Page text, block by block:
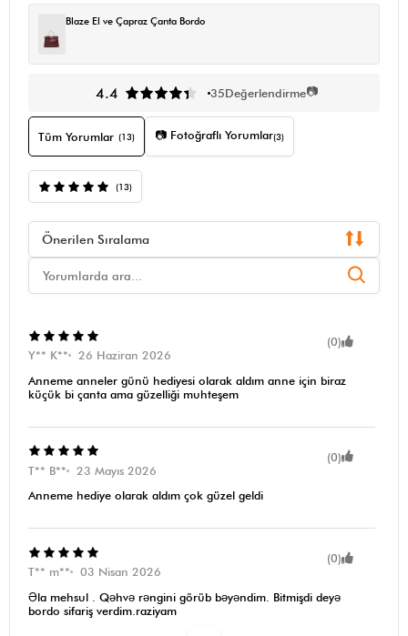
Blaze El ve Çapraz Çanta Bordo
4.4 35Değerlendirme📷
Tüm Yorumlar (13) 📷 Fotoğraflı Yorumlar(3)
(13)
Önerilen Sıralama
(0)
Y** K**
26 Haziran 2026
Anneme anneler günü hediyesi olarak aldım anne için biraz
küçük bi çanta ama güzelliği muhteşem
(0)
T** B**
23 Mayıs 2026
Anneme hediye olarak aldım çok güzel geldi
(0)
T** m**
03 Nisan 2026
Əla mehsul . Qəhvə rəngini görüb bəyəndim. Bitmişdi deyə
bordo sifariş verdim.raziyam